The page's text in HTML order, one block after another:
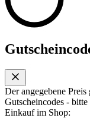
Der angegebene
Gutscheincodes -
Einkauf im Shop: